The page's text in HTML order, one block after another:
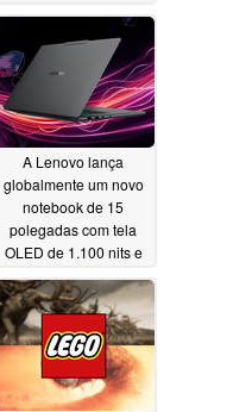
07/04/2026
A Lenovo lança
globalmente um novo
notebook de 15
polegadas com tela
OLED de 1.100 nits e
06/15/2026